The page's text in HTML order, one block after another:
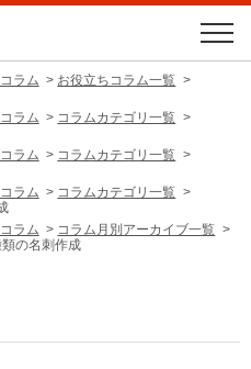
ラム
お役立ちコラム一覧
ラム
コラムカテゴリ一覧
ラム
コラムカテゴリ一覧
ラム
コラムカテゴリ一覧
ラム
コラム月別アーカイブ一覧
の名刺作成